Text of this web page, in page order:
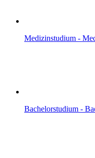
Medizinstudium -
Bachelorstudium -